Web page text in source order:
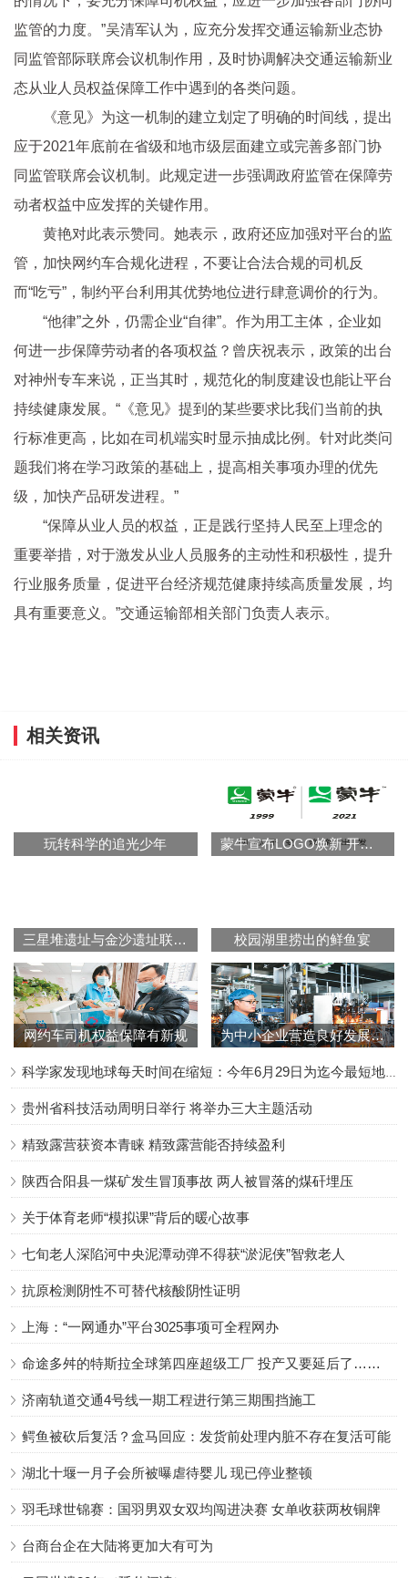
监管的力度。”吴清军认为，应充分发挥交通运输新业态协
同监管部际联席会议机制作用，及时协调解决交通运输新业
态从业人员权益保障工作中遇到的各类问题。
《意见》为这一机制的建立划定了明确的时间线，提出
应于2021年底前在省级和地市级层面建立或完善多部门协
同监管联席会议机制。此规定进一步强调政府监管在保障劳
动者权益中应发挥的关键作用。
黄艳对此表示赞同。她表示，政府还应加强对平台的监
管，加快网约车合规化进程，不要让合法合规的司机反
而“吃亏”，制约平台利用其优势地位进行肆意调价的行为。
“他律”之外，仍需企业“自律”。作为用工主体，企业如
何进一步保障劳动者的各项权益？曾庆祝表示，政策的出台
对神州专车来说，正当其时，规范化的制度建设也能让平台
持续健康发展。“《意见》提到的某些要求比我们当前的执
行标准更高，比如在司机端实时显示抽成比例。针对此类问
题我们将在学习政策的基础上，提高相关事项办理的优先
级，加快产品研发进程。”
“保障从业人员的权益，正是践行坚持人民至上理念的
重要举措，对于激发从业人员服务的主动性和积极性，提升
行业服务质量，促进平台经济规范健康持续高质量发展，均
具有重要意义。”交通运输部相关部门负责人表示。
相关资讯
玩转科学的追光少年 蒙牛宣布LOGO焕新 开启品牌升级战略
三星堆遗址与金沙遗址联合申报世界文化遗产 校园湖里捞出的鲜鱼宴
网约车司机权益保障有新规 为中小企业营造良好发展环境（锐财经）
科学家发现地球每天时间在缩短：今年6月29日为迄今最短地球日
贵州省科技活动周明日举行 将举办三大主题活动
精致露营获资本青睐 精致露营能否持续盈利
陕西合阳县一煤矿发生冒顶事故 两人被冒落的煤矸埋压
关于体育老师“模拟课”背后的暖心故事
七旬老人深陷河中央泥潭动弹不得获“淤泥侠”智救老人
抗原检测阴性不可替代核酸阴性证明
上海：“一网通办”平台3025事项可全程网办
命途多舛的特斯拉全球第四座超级工厂 投产又要延后了……
济南轨道交通4号线一期工程进行第三期围挡施工
鳄鱼被砍后复活？盒马回应：发货前处理内脏不存在复活可能
湖北十堰一月子会所被曝虐待婴儿 现已停业整顿
羽毛球世锦赛：国羽男双女双均闯进决赛 女单收获两枚铜牌
台商台企在大陆将更加大有可为